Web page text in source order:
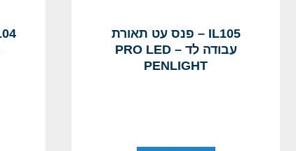
IL105 – פנס עט תאורת
עבודה לד – PRO LED
PENLIGHT